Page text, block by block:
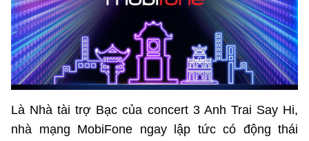
Là Nhà tài trợ Bạc của concert 3 Anh Trai Say Hi,
nhà mạng MobiFone ngay lập tức có động thái